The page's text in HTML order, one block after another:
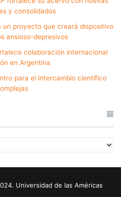
y consolidados
un proyecto que creará dispositivo
ansioso-depresivos
colaboración internacional
en Argentina
para el intercambio científico
Universidad de las Américas